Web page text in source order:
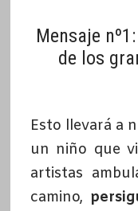
Mensaje
de los
Esto llevará a
un niño que
artistas
camino,